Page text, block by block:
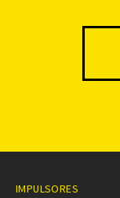
IMPULSORES